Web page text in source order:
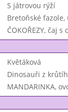
S játrovou rýží
Bretoňské fazole,
ČOKOŘEZY, čaj
Květáková
Dinosauři z
MANDARINKA,